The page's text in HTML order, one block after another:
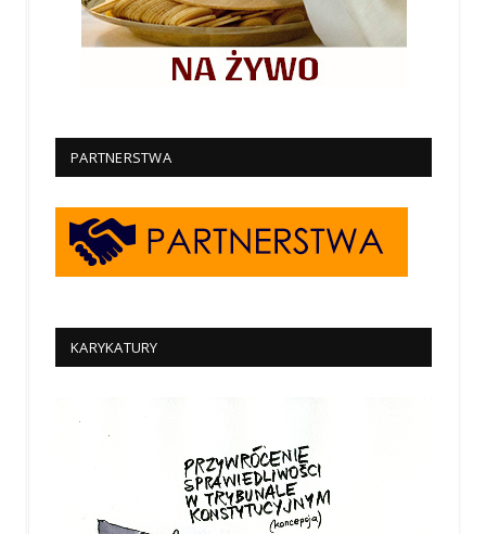
PARTNERSTWA
KARYKATURY